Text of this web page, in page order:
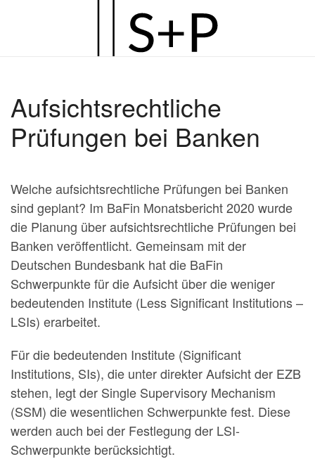
Aufsichtsrechtliche
Prüfungen bei Banken
Welche aufsichtsrechtliche Prüfungen bei Banken
sind geplant? Im BaFin Monatsbericht 2020 wurde
die Planung über aufsichtsrechtliche Prüfungen bei
Banken veröffentlicht. Gemeinsam mit der
Deutschen Bundesbank hat die BaFin
Schwerpunkte für die Aufsicht über die weniger
bedeutenden Institute (Less Significant Institutions –
LSIs) erarbeitet.
Für die bedeutenden Institute (Significant
Institutions, SIs), die unter direkter Auf­sicht der EZB
stehen, legt der Single Supervisory Mechanism
(SSM) die wesentlichen Schwerpunkte fest. Diese
werden auch bei der Festlegung der LSI-
Schwerpunkte berücksichtigt.